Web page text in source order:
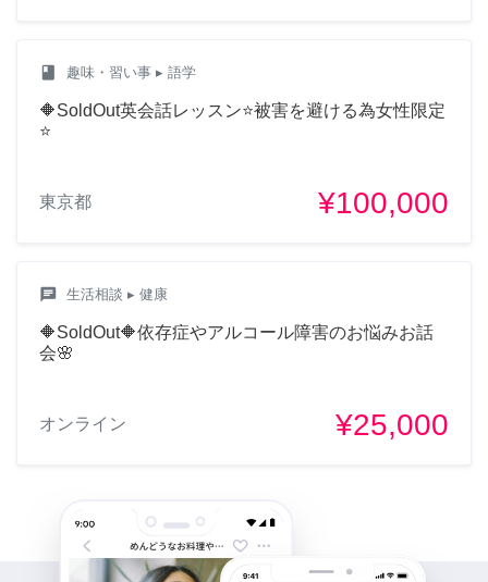
class 趣味・習い事 ▸ 語学
🔶SoldOut英会話レッスン⭐️被害を避ける為女性限定
⭐️
東京都 ¥100,000
chat 生活相談 ▸ 健康
🔶SoldOut🔶依存症やアルコール障害のお悩みお話
会🌸
オンライン ¥25,000